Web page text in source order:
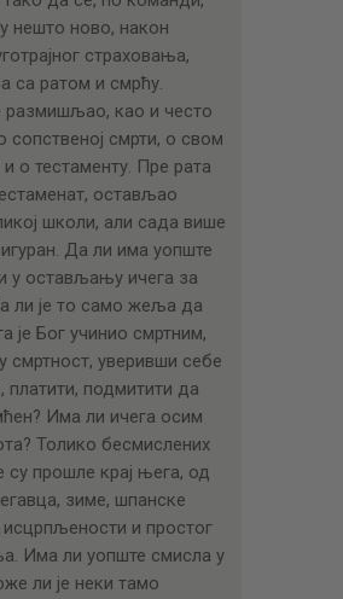
нешто ново, након
страховања,
са ратом и смрћу.
размишљао, као и често
сопственој смрти, о свом
и о тестаменту. Пре рата
остављао
школи, али сада више
Да ли има уопште
у остављању ичега за
ли је то само жеља да
је Бог учинио смртним,
смртност, уверивши себе
платити, подмитити да
Има ли ичега осим
Толико бесмислених
су прошле крај њега, од
зиме, шпанске
исцрпљености и простог
Има ли уопште смисла у
ли је неки тамо